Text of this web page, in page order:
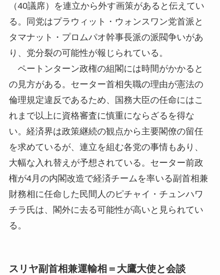
（40議席）を連立から外す画策があると伝えてい
る。同党はプラウィット・ウォンスワン党首派と
タマナット・プロムパオ幹事長派の派閥争いがあ
り、党分裂の可能性が報じられている。
ペートンターン政権の組閣には時間がかかると
の見方がある。セーター首相失職の理由が憲法の
倫理規定違反であるため、国務大臣の任命にはこ
れまで以上に資格審査に慎重にならざるを得な
い。経済界は政策継続の観点から主要閣僚の留任
を求めているが、連立を組む各党の事情もあり、
大幅な入れ替えが予想されている。セーター前政
権が4月の内閣改造で経済チームを率いる副首相兼
財務相に任命した民間人のピチャイ・チュンハワ
チラ氏は、閣外に去る可能性が高いと見られてい
る。
スリヤ副首相兼運輸相＝大鷹大使と会談